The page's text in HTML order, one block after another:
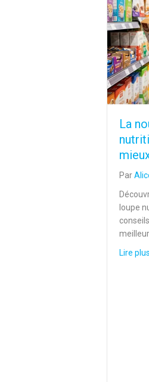
La
Par
loupe
Lire plus